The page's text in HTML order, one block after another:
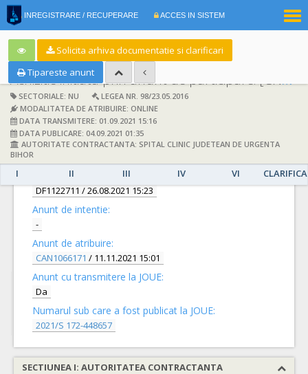
INREGISTRARE / RECUPERARE ACCES IN SISTEM
Solicita arhiva documentatie si clarificari
Tipareste anunt
Achizitie initiata prin anunt de participare:[CN1034482] -
SECTORIALE: NU
LEGEA NR. 98/23.05.2016
MODALITATEA DE ATRIBUIRE: ONLINE
DATA TRANSMITERE: 01.09.2021 15:16
DATA PUBLICARE: 04.09.2021 01:35
AUTORITATE CONTRACTANTA: SPITAL CLINIC JUDETEAN DE URGENTA
BIHOR
I II III IV VI
DETALII
Documentatie de atribuire:
DF1122711 / 26.08.2021 15:23
Anunt de intentie:
-
Anunt de atribuire:
CAN1066171 / 11.11.2021 15:01
Anunt cu transmitere la JOUE:
Da
Numarul sub care a fost publicat la JOUE:
2021/S 172-448657
SECTIUNEA I: AUTORITATEA CONTRACTANTA